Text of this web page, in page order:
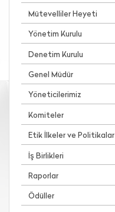
Mütevelliler Heyeti
Yönetim Kurulu
Denetim Kurulu
Genel Müdür
Yöneticilerimiz
Komiteler
Etik İlkeler ve Politikalar
İş Birlikleri
Raporlar
Ödüller